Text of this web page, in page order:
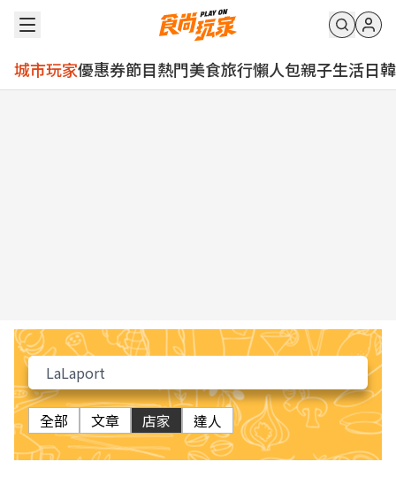
城市玩家優惠券節目熱門美食旅行懶人包親子生活日韓
全部 文章 店家 達人